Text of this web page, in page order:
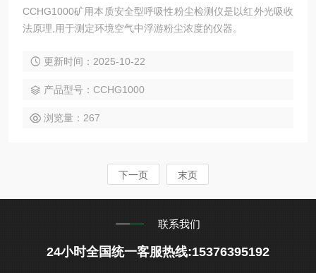
CCHG1000矿用本质安全型呼吸性粉尘检测仪是以红外光吸收
法原理,用于测定环境空气中浮游粉尘浓度的仪器。
更新时间：2025-10-22
产品型号：CCHG1000
浏览量：267
下一页 末页
联系我们
24小时全国统一客服热线:15376395192